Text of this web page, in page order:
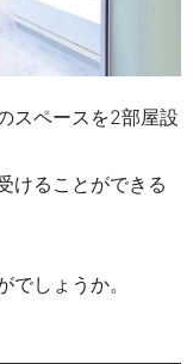
スペースを2部屋設
けることができる
でしょうか。